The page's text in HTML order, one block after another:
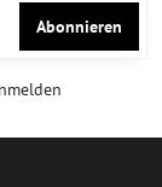
Abonnieren